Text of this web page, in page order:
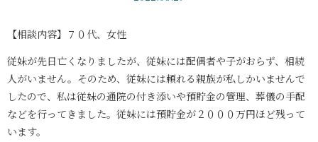
【相談内容】７０代、女性
従妹が先日亡くなりましたが、従妹には配偶者や子がおらず、相続
人がいません。そのため、従妹には頼れる親族が私しかいませんで
したので、私は従妹の通院の付き添いや預貯金の管理、葬儀の手配
などを行ってきました。従妹には預貯金が２０００万円ほど残って
います。